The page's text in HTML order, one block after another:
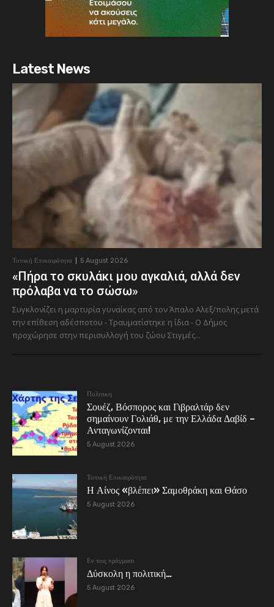
Latest News
Τοπική Επικαιρότητα 5 August 2026
«Πήρα το σκυλάκι μου αγκαλιά, αλλά δεν
πρόλαβα να το σώσω»
Συγκλονίζει η μαρτυρία γυναίκας από τον Άπαλο Αλεξ/πολης μετά
την επίθεση αδέσποτου - Τραυματίστηκε η ίδια - Ο Δήμος
προχώρησε στην περισυλλογή του ζώου Στιγμές...
Πολιτικη
Σουέζ, Βόσπορος και Γιβραλτάρ δεν
σημαίνουν Γολιάθ, με την Ελλάδα Δαβίδ –
Ανταγωνίζονται!
5 August 2026
Τοπική Επικαιρότητα
Η Αίνος «βλέπει» Σαμοθράκη και Θάσο
5 August 2026
Εν τοις πράγμασι
Δύσκολη η πολιτική…
5 August 2026